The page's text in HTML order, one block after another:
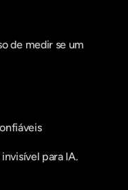
de medir se um
para IA.